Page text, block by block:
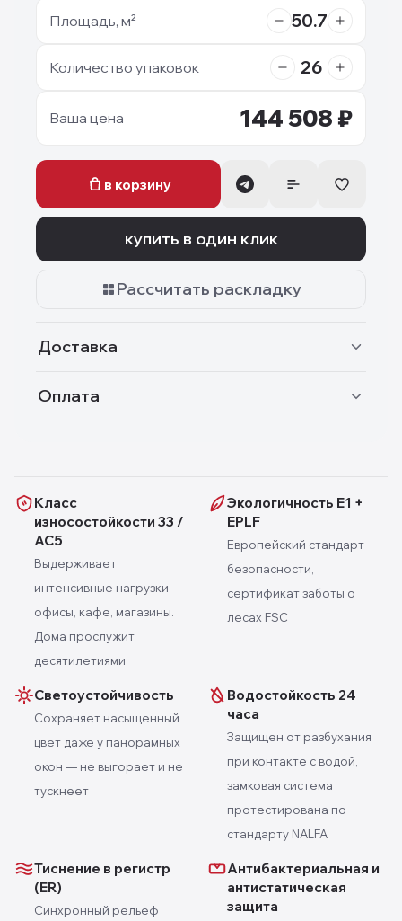
Площадь, м² 50.7
Количество упаковок 26
Ваша цена 144 508 ₽
в корзину
купить в один клик
Рассчитать раскладку
Доставка
Оплата
Класс
износостойкости 33 /
AC5
Выдерживает
интенсивные нагрузки —
офисы, кафе, магазины.
Дома прослужит
десятилетиями
Экологичность E1 +
EPLF
Европейский стандарт
безопасности,
сертификат заботы о
лесах FSC
Светоустойчивость
Сохраняет насыщенный
цвет даже у панорамных
окон — не выгорает и не
тускнеет
Водостойкость 24
часа
Защищен от разбухания
при контакте с водой,
замковая система
протестирована по
стандарту NALFA
Тиснение в регистр
(ER)
Синхронный рельеф
Антибактериальная и
антистатическая
защита